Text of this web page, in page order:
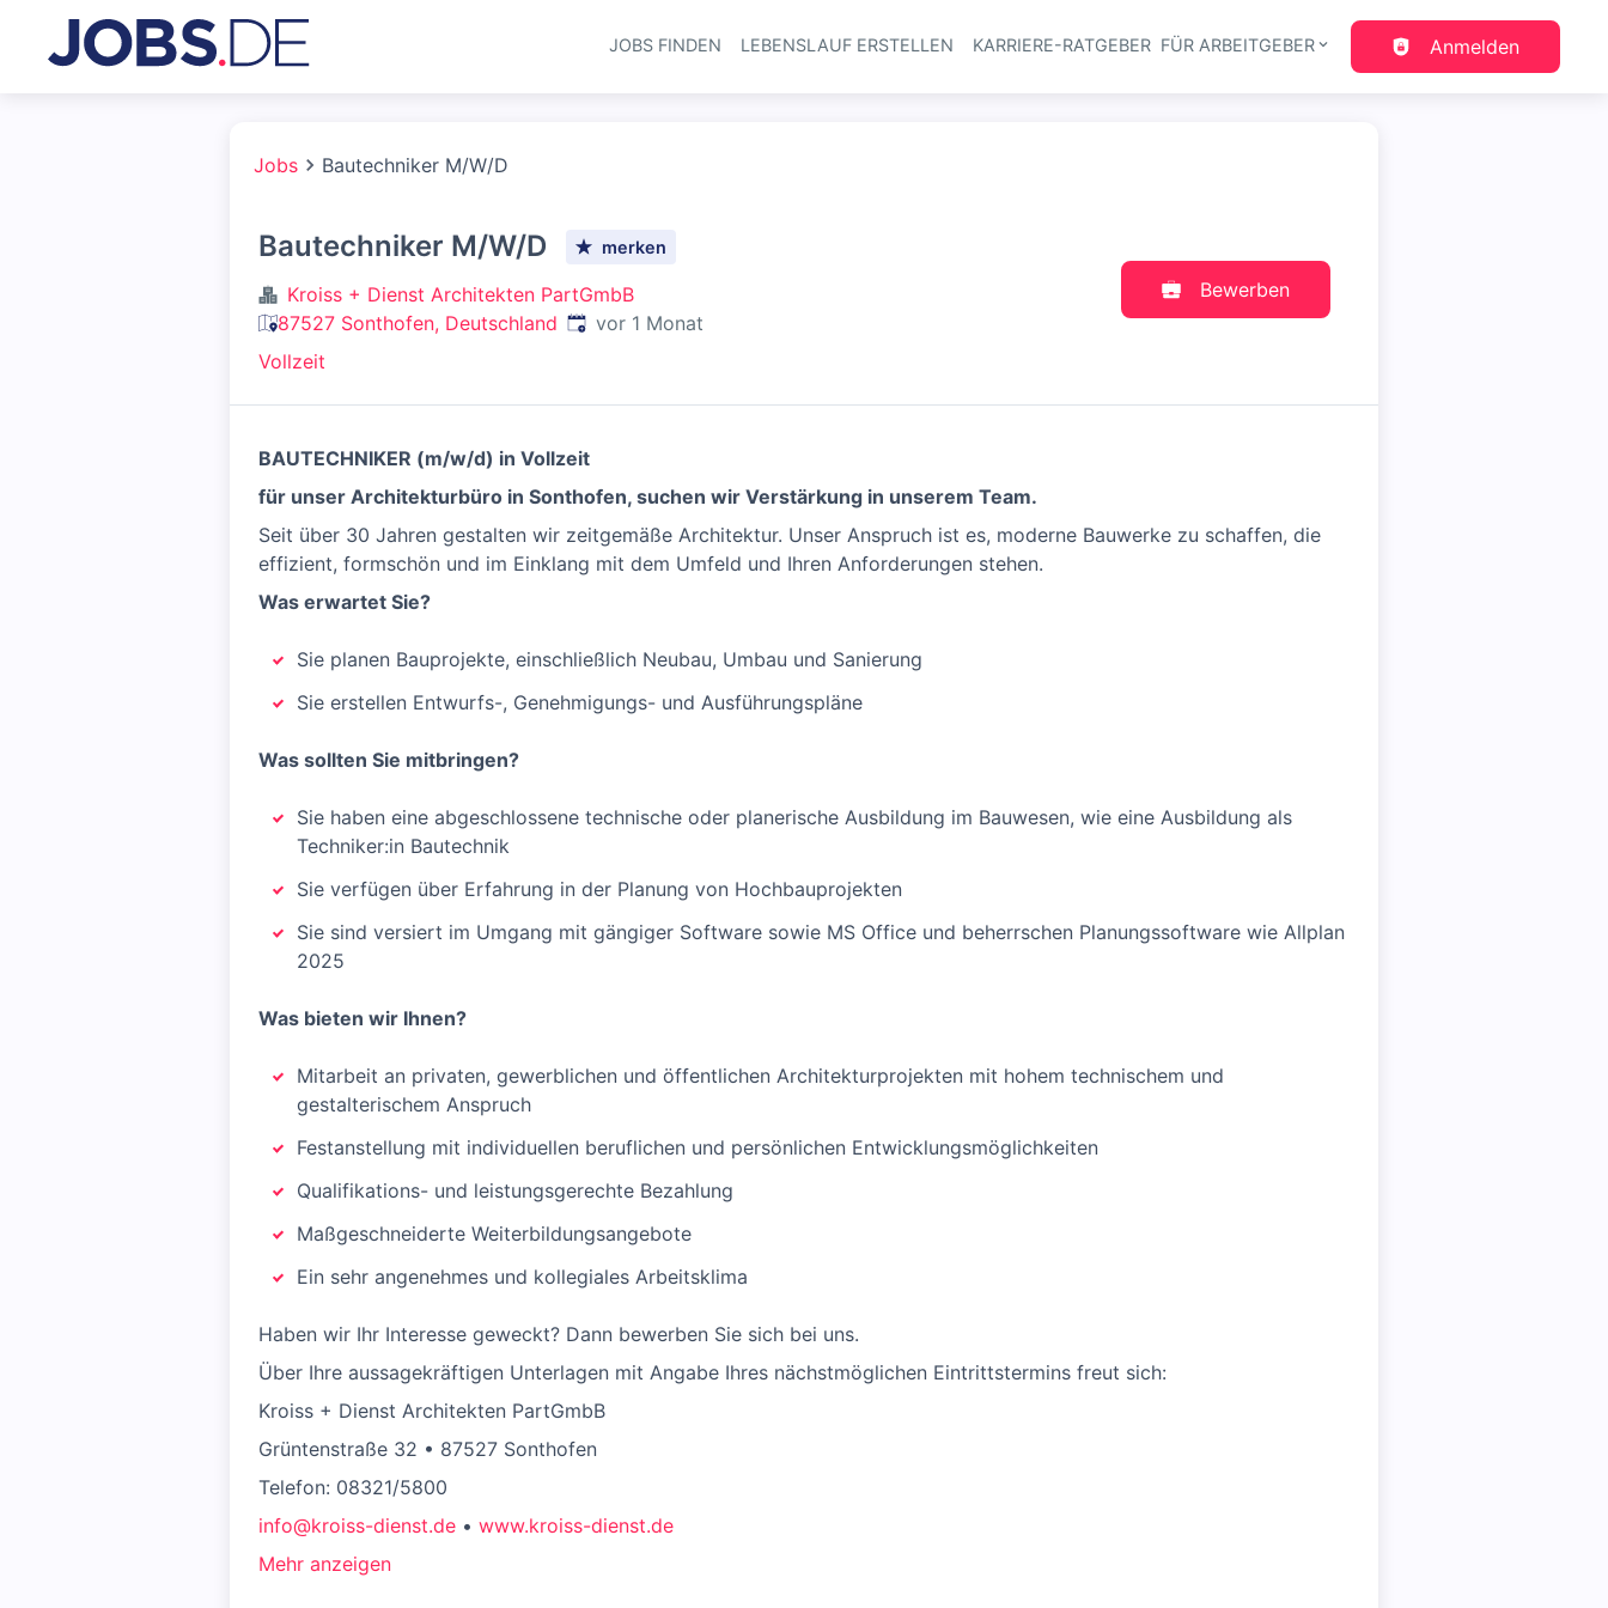
Haupt-Navigation
JOBS FINDEN LEBENSLAUF ERSTELLEN KARRIERE-RATGEBER FÜR ARBEITGEBER Anmelden
Jobs Bautechniker M/W/D
Bautechniker M/W/D merken
Kroiss + Dienst Architekten PartGmbB
87527 Sonthofen, Deutschland Veröffentlicht:
vor 1 Monat
Vollzeit
Bewerben
BAUTECHNIKER (m/w/d) in Vollzeit
für unser Architekturbüro in Sonthofen, suchen wir Verstärkung in unserem Team.
Seit über 30 Jahren gestalten wir zeitgemäße Architektur. Unser Anspruch ist es, moderne Bauwerke zu schaffen, die
effizient, formschön und im Einklang mit dem Umfeld und Ihren Anforderungen stehen.
Was erwartet Sie?
Sie planen Bauprojekte, einschließlich Neubau, Umbau und Sanierung
Sie erstellen Entwurfs-, Genehmigungs- und Ausführungspläne
Was sollten Sie mitbringen?
Sie haben eine abgeschlossene technische oder planerische Ausbildung im Bauwesen, wie eine Ausbildung als
Techniker:in Bautechnik
Sie verfügen über Erfahrung in der Planung von Hochbauprojekten
Sie sind versiert im Umgang mit gängiger Software sowie MS Office und beherrschen Planungssoftware wie Allplan
2025
Was bieten wir Ihnen?
Mitarbeit an privaten, gewerblichen und öffentlichen Architekturprojekten mit hohem technischem und
gestalterischem Anspruch
Festanstellung mit individuellen beruflichen und persönlichen Entwicklungsmöglichkeiten
Qualifikations- und leistungsgerechte Bezahlung
Maßgeschneiderte Weiterbildungsangebote
Ein sehr angenehmes und kollegiales Arbeitsklima
Haben wir Ihr Interesse geweckt? Dann bewerben Sie sich bei uns.
Über Ihre aussagekräftigen Unterlagen mit Angabe Ihres nächstmöglichen Eintrittstermins freut sich:
Kroiss + Dienst Architekten PartGmbB
Grüntenstraße 32 • 87527 Sonthofen
Telefon: 08321/5800
info@kroiss-dienst.de • www.kroiss-dienst.de
Mehr anzeigen